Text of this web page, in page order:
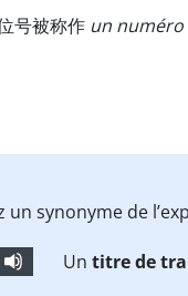
号被称作 un numéro
synonyme de
Un titre de